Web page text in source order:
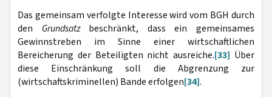
Das gemeinsam verfolgte Interesse wird vom BGH durch
den Grundsatz beschränkt, dass ein gemeinsames
Gewinnstreben im Sinne einer wirtschaftlichen
Bereicherung der Beteiligten nicht ausreiche.[33] Über
diese Einschränkung soll die Abgrenzung zur
(wirtschaftskriminellen) Bande erfolgen[34].